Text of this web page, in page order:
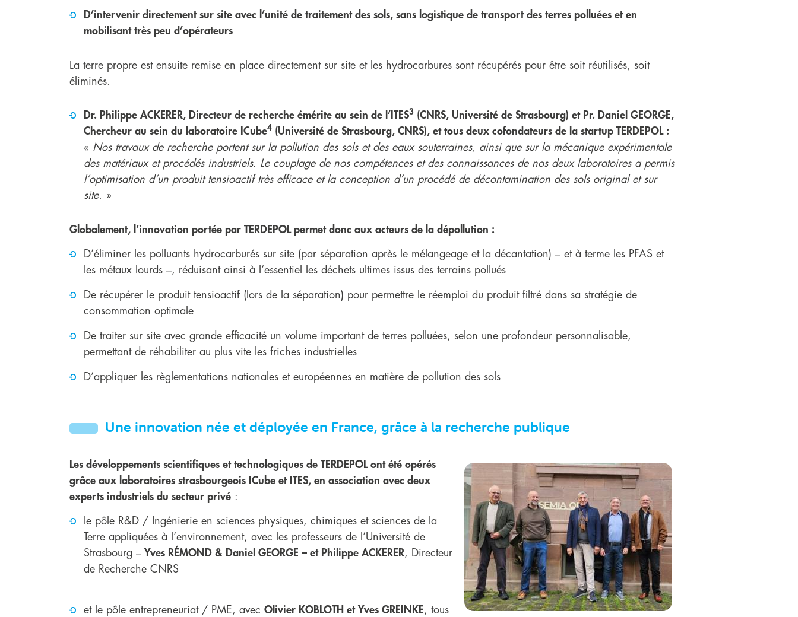
D’intervenir directement sur site avec l’unité de traitement des sols, sans logistique de transport des terres polluées et en
mobilisant très peu d’opérateurs
La terre propre est ensuite remise en place directement sur site et les hydrocarbures sont récupérés pour être soit réutilisés, soit
éliminés.
Dr. Philippe ACKERER, Directeur de recherche émérite au sein de l’ITES3 (CNRS, Université de Strasbourg) et Pr. Daniel GEORGE,
Chercheur au sein du laboratoire ICube4 (Université de Strasbourg, CNRS), et tous deux cofondateurs de la startup TERDEPOL :
« Nos travaux de recherche portent sur la pollution des sols et des eaux souterraines, ainsi que sur la mécanique expérimentale
des matériaux et procédés industriels. Le couplage de nos compétences et des connaissances de nos deux laboratoires a permis
l’optimisation d’un produit tensioactif très efficace et la conception d’un procédé de décontamination des sols original et sur
site. »
Globalement, l’innovation portée par TERDEPOL permet donc aux acteurs de la dépollution :
D’éliminer les polluants hydrocarburés sur site (par séparation après le mélangeage et la décantation) – et à terme les PFAS et
les métaux lourds –, réduisant ainsi à l’essentiel les déchets ultimes issus des terrains pollués
De récupérer le produit tensioactif (lors de la séparation) pour permettre le réemploi du produit filtré dans sa stratégie de
consommation optimale
De traiter sur site avec grande efficacité un volume important de terres polluées, selon une profondeur personnalisable,
permettant de réhabiliter au plus vite les friches industrielles
D’appliquer les règlementations nationales et européennes en matière de pollution des sols
Une innovation née et déployée en France, grâce à la recherche publique
Les développements scientifiques et technologiques de TERDEPOL ont été opérés
grâce aux laboratoires strasbourgeois ICube et ITES, en association avec deux
experts industriels du secteur privé :
le pôle R&D / Ingénierie en sciences physiques, chimiques et sciences de la
Terre appliquées à l’environnement, avec les professeurs de l’Université de
Strasbourg – Yves RÉMOND & Daniel GEORGE – et Philippe ACKERER, Directeur
de Recherche CNRS
et le pôle entrepreneuriat / PME, avec Olivier KOBLOTH et Yves GREINKE, tous